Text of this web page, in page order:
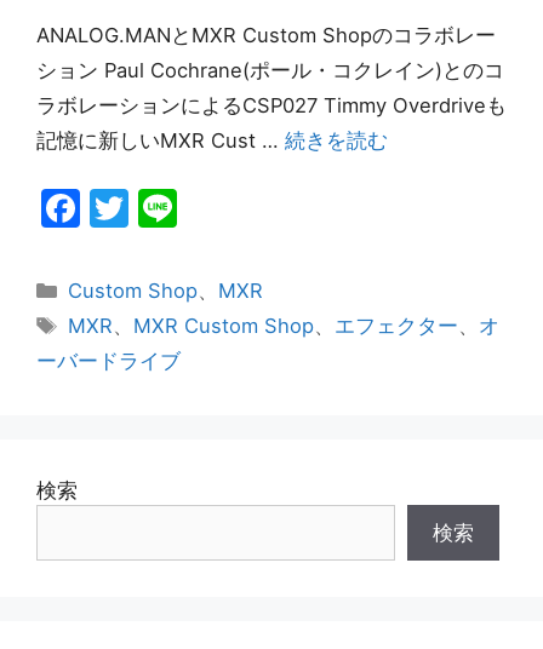
ANALOG.MANとMXR Custom Shopのコラボレー
ション Paul Cochrane(ポール・コクレイン)とのコ
ラボレーションによるCSP027 Timmy Overdriveも
記憶に新しいMXR Cust … 続きを読む
F
c
e
b
T
itt
er
e
カ
テ
リ
Custom Shop、 MXR
タ
グ
MXR、 MXR Custom Shop、 エフェクター、 オ
ーバードライブ
検索
検索